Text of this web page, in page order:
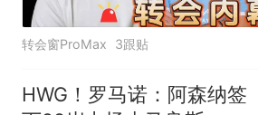
转会窗ProMax 3跟贴
HWG！罗马诺：阿森纳签